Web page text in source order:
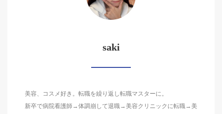
saki
美容、コスメ好き。転職を繰り返し転職マスターに。
新卒で病院看護師→体調崩して退職→美容クリニックに転職→美